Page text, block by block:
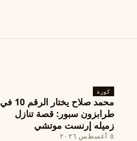
كورة
محمد صلاح يختار الرقم 10 في
طرابزون سبور: قصة تنازل
زميله إرنست موتشي
٥ أغسطس ٢٠٢٦